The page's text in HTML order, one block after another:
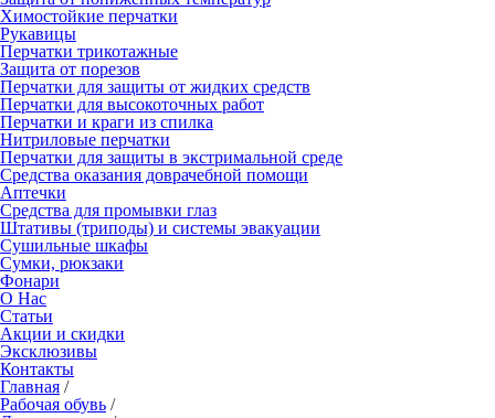
Химостойкие перчатки
Рукавицы
Перчатки трикотажные
Защита от порезов
Перчатки для защиты от жидких средств
Перчатки для высокоточных работ
Перчатки и краги из спилка
Нитриловые перчатки
Перчатки для защиты в экстримальной среде
Средства оказания доврачебной помощи
Аптечки
Средства для промывки глаз
Штативы (триподы) и системы эвакуации
Сушильные шкафы
Сумки, рюкзаки
Фонари
О Нас
Статьи
Акции и скидки
Эксклюзивы
Контакты
Главная /
Рабочая обувь /